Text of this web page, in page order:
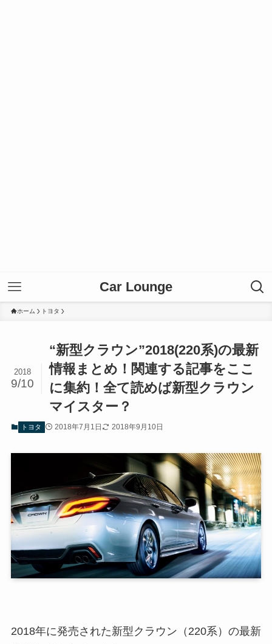
Car Lounge
ホーム トヨタ
“新型クラウン”2018(220系)の最新
情報まとめ！関連する記事をここ
に集約！全て読めば新型クラウン
マイスター？
2018
9/10
トヨタ 2018年7月1日 2018年9月10日
2018年に発売された新型クラウン（220系）の最新